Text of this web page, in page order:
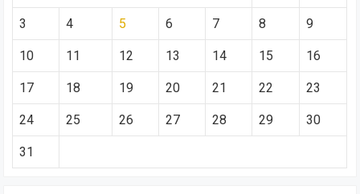
3 4 5 6 7 8 9
10 11 12 13 14 15 16
17 18 19 20 21 22 23
24 25 26 27 28 29 30
31